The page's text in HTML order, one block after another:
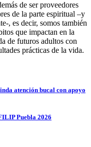
de ser proveedores
de la parte espiritual –y
, es decir, somos también
que impactan en la
de futuros adultos con
prácticas de la vida.
atención bucal con apoyo
Puebla 2026